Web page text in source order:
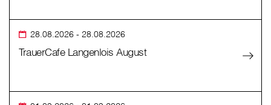
28.08.2026 - 28.08.2026
TrauerCafe Langenlois August